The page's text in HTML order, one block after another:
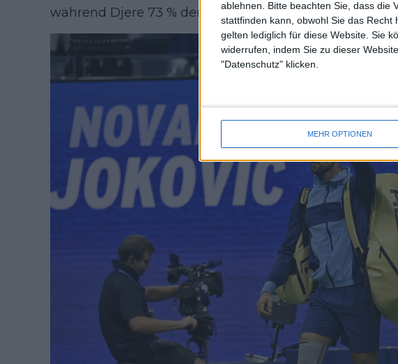
ablehnen. Bitte beachten Sie, dass die
stattfinden kann, obwohl Sie das
gelten lediglich für diese Website. Sie
widerrufen, indem Sie zu dieser
"Datenschutz" klicken.
MEHR OPTIONEN
während Djere 73 % der Bälle ins Feld brachte.